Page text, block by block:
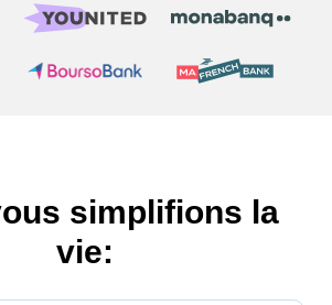
simplifions la
vie: